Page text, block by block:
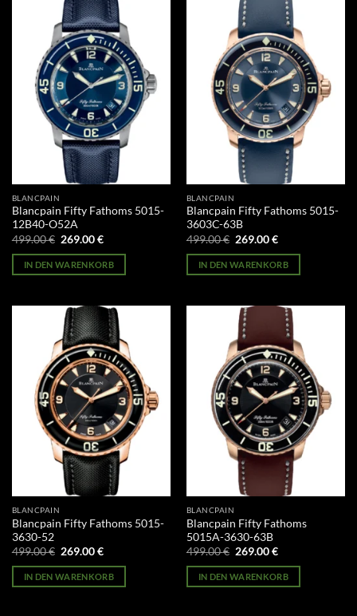
BLANCPAIN
Blancpain Fifty Fathoms 5015-
12B40-O52A
499.00€ Ursprünglicher
war:
499.00 €
269.00€Aktueller
ist:
269.00 €.
IN DEN WARENKORB
BLANCPAIN
Blancpain Fifty Fathoms 5015-
3603C-63B
499.00€ Ursprünglicher
war:
499.00 €
269.00€Aktueller
ist:
269.00 €.
IN DEN WARENKORB
BLANCPAIN
Blancpain Fifty Fathoms 5015-
3630-52
499.00€ Ursprünglicher
war:
499.00 €
269.00€Aktueller
ist:
269.00 €.
IN DEN WARENKORB
BLANCPAIN
Blancpain Fifty Fathoms
5015A-3630-63B
499.00€ Ursprünglicher
war:
499.00 €
269.00€Aktueller
ist:
269.00 €.
IN DEN WARENKORB